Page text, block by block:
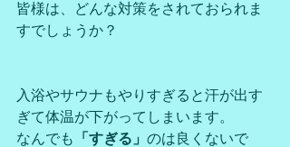
皆様は、どんな対策をされておられま
すでしょうか？
入浴やサウナもやりすぎると汗が出す
ぎて体温が下がってしまいます。
なんでも
「すぎる」 のは良くないで